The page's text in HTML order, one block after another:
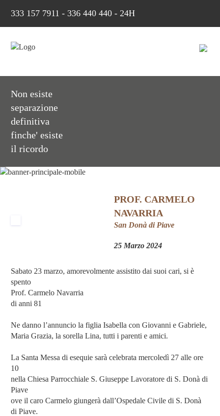
333 157 7911 - 336 440 440 - 24H
Non esiste
separazione
definitiva
finche' esiste
il ricordo
PROF. CARMELO
NAVARRIA
San Donà di Piave
25 Marzo 2024
Sabato 23 marzo, amorevolmente assistito dai suoi cari, si è
spento
Prof. Carmelo Navarria
di anni 81
Ne danno l’annuncio la figlia Isabella con Giovanni e Gabriele,
Maria Grazia, la sorella Lina, tutti i parenti e amici.
La Santa Messa di esequie sarà celebrata mercoledì 27 alle ore
10
nella Chiesa Parrocchiale S. Giuseppe Lavoratore di S. Donà di
Piave
ove il caro Carmelo giungerà dall’Ospedale Civile di S. Donà
di Piave.